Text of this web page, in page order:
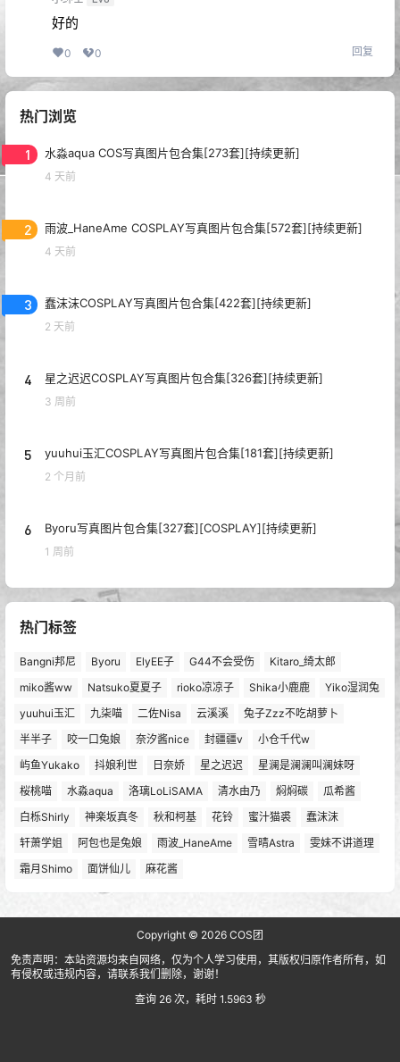
好的
0 0 回复
热门浏览
1 水淼aqua COS写真图片包合集[273套][持续更新]
4 天前
2 雨波_HaneAme COSPLAY写真图片包合集[572套][持续更新]
4 天前
3 蠢沫沫COSPLAY写真图片包合集[422套][持续更新]
2 天前
4 星之迟迟COSPLAY写真图片包合集[326套][持续更新]
3 周前
5 yuuhui玉汇COSPLAY写真图片包合集[181套][持续更新]
2 个月前
6 Byoru写真图片包合集[327套][COSPLAY][持续更新]
1 周前
热门标签
Bangni邦尼 Byoru ElyEE子 G44不会受伤
Kitaro_绮太郎
miko酱ww
Natsuko夏夏子 rioko凉凉子 Shika小鹿鹿
Yiko湿润兔
yuuhui玉汇
九柒喵 二佐Nisa 云溪溪
兔子Zzz不吃胡萝卜
半半子
咬一口兔娘 奈汐酱nice 封疆疆v
小仓千代w
屿鱼Yukako
抖娘利世 日奈娇 星之迟迟
星澜是澜澜叫澜妹呀
桜桃喵
水淼aqua 洛璃LoLiSAMA 清水由乃 焖焖碳
瓜希酱
白栎Shirly
神楽坂真冬 秋和柯基 花铃 蜜汁猫裘
蠢沫沫
轩萧学姐
阿包也是兔娘 雨波_HaneAme 雪晴Astra
雯妹不讲道理
霜月Shimo
面饼仙儿 麻花酱
Copyright © 2026 COS团
免责声明：本站资源均来自网络，仅为个人学习使用，其版权归原作者所有，如
有侵权或违规内容，请联系我们删除，谢谢！
查询 26 次，耗时 1.5963 秒